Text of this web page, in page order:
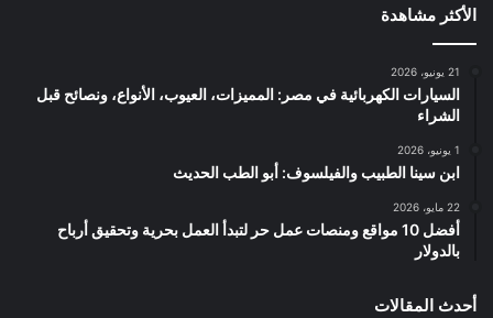
الأكثر مشاهدة
21 يونيو، 2026
السيارات الكهربائية في مصر: المميزات، العيوب، الأنواع، ونصائح قبل
الشراء
1 يونيو، 2026
ابن سينا الطبيب والفيلسوف: أبو الطب الحديث
22 مايو، 2026
أفضل 10 مواقع ومنصات عمل حر لتبدأ العمل بحرية وتحقيق أرباح
بالدولار
أحدث المقالات